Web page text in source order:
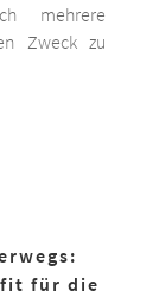
mehrere
Zweck zu
fit für die